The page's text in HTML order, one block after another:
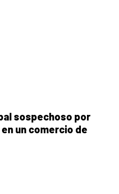
sospechoso por
un comercio de